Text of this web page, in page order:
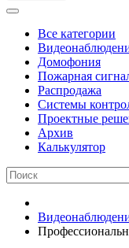
Все категории
Домофония
Пожарная
Распродажа
Системы
Проектные
Архив
Калькулятор